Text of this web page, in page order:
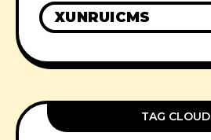
XUNRUICMS
TAG CLOUD